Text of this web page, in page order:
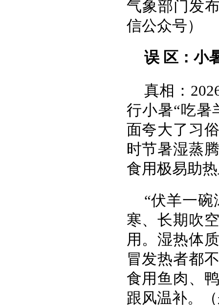
气象部门发
信公众号）
误 区：小
真相：
行小暑“吃暑
面夸大了习
时节暑湿蒸
食用极易助
“伏羊一
寒、长期吹
用。湿热体
冒发热者都
食用鱼肉、
跟风温补。